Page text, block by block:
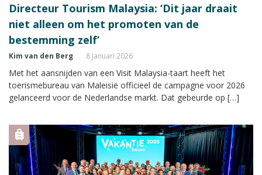
Directeur Tourism Malaysia: ‘Dit jaar draait
niet alleen om het promoten van de
bestemming zelf’
Kim van den Berg 8 januari 2026
Met het aansnijden van een Visit Malaysia-taart heeft het
toerismebureau van Maleisië officieel de campagne voor 2026
gelanceerd voor de Nederlandse markt. Dat gebeurde op […]